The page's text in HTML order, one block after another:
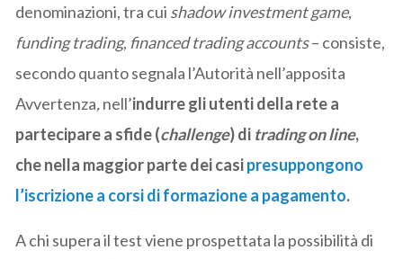
denominazioni, tra cui shadow investment game,
funding trading, financed trading accounts– consiste,
secondo quanto segnala l’Autorità nell’apposita
Avvertenza,nell’indurre gli utenti della rete a
partecipare a sfide (challenge) di trading on line,
che nella maggior parte dei casipresuppongono
l’iscrizione a corsi di formazione a pagamento.
A chi supera il test viene prospettata la possibilità di